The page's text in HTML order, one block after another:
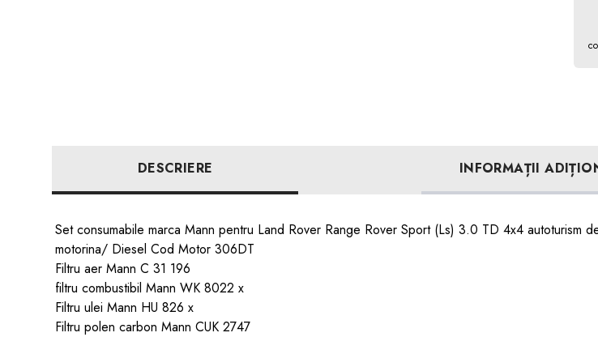
DESCRIERE INFORMAȚII
Set consumabile marca Mann pentru Land Rover Range Rover Sport (Ls) 3.0 TD 4x4
motorina/ Diesel Cod Motor 306DT
Filtru aer Mann C 31 196
filtru combustibil Mann WK 8022 x
Filtru ulei Mann HU 826 x
Filtru polen carbon Mann CUK 2747